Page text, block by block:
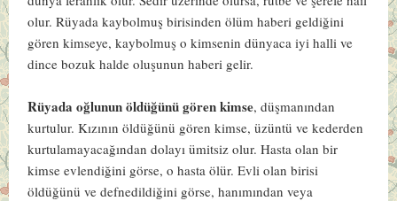
olur. Rüyada kaybolmuş birisinden ölüm haberi geldiğini
gören kimseye, kaybolmuş o kimsenin dünyaca iyi halli ve
dince bozuk halde oluşunun haberi gelir.
Rüyada oğlunun öldüğünü gören kimse, düşmanından
kurtulur. Kızının öldüğünü gören kimse, üzüntü ve kederden
kurtulamayacağından dolayı ümitsiz olur. Hasta olan bir
kimse evlendiğini görse, o hasta ölür. Evli olan birisi
öldüğünü ve defnedildiğini görse, hanımından veya